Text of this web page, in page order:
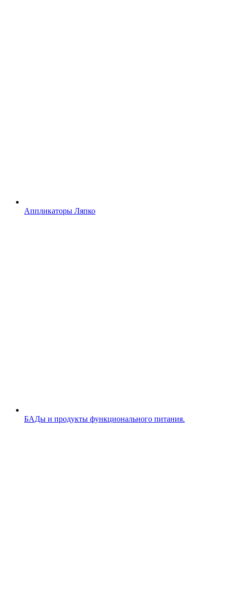
Аппликаторы Ляпко
БАДы и продукты функционального питания.